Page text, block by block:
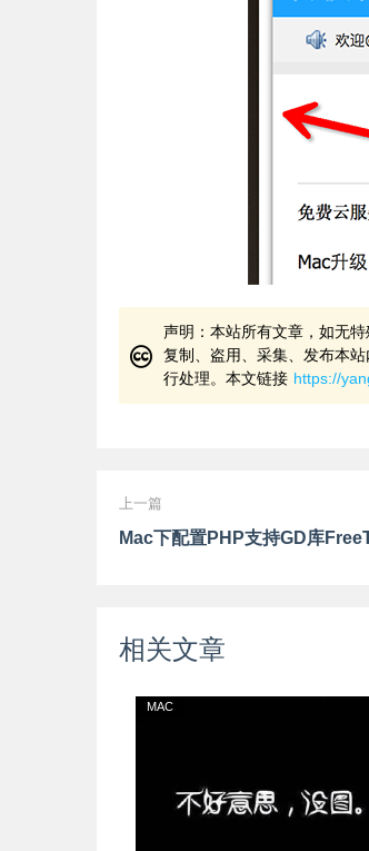
声明：本站所有文章，如无
复制、盗用、采集、发布本
行处理。本文链接 https://
上一篇
Mac下配置PHP支持GD库
相关文章
MAC